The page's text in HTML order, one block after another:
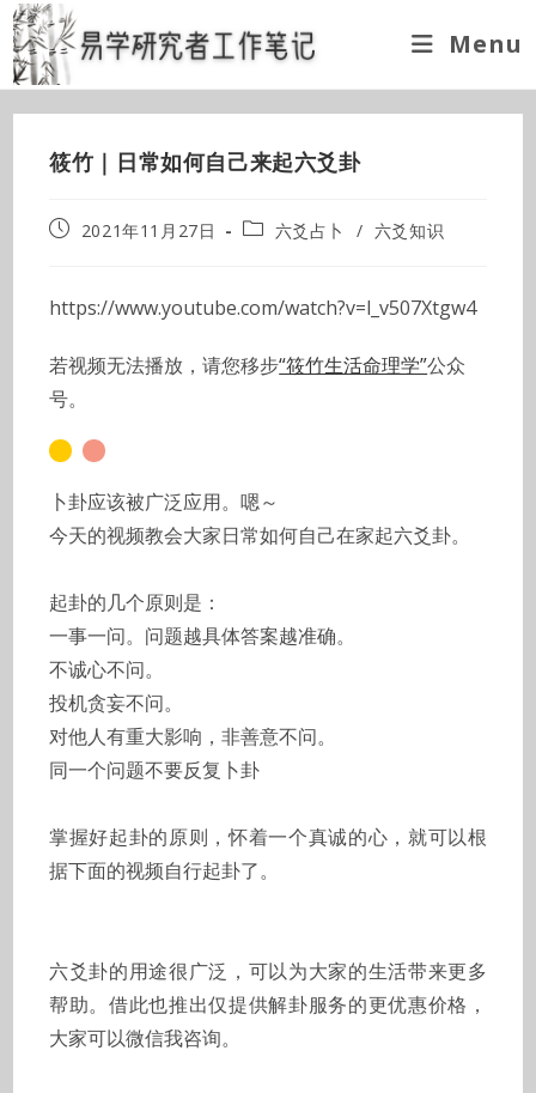
Skip
to
content
Menu
筱竹｜日常如何自己来起六爻卦
Post2021年11月27日
Post六爻占卜 / 六爻知识
https://www.youtube.com/watch?v=l_v507Xtgw4
若视频无法播放，请您移步“筱竹生活命理学”公众
号。
卜卦应该被广泛应用。嗯～
今天的视频教会大家日常如何自己在家起六爻卦。
起卦的几个原则是：
一事一问。问题越具体答案越准确。
不诚心不问。
投机贪妄不问。
对他人有重大影响，非善意不问。
同一个问题不要反复卜卦
掌握好起卦的原则，怀着一个真诚的心，就可以根
据下面的视频自行起卦了。
六爻卦的用途很广泛，可以为大家的生活带来更多
帮助。借此也推出仅提供解卦服务的更优惠价格，
大家可以微信我咨询。